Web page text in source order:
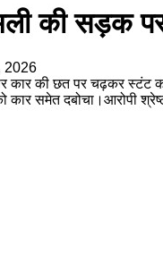
की सड़क
2026
कार की छत पर चढ़कर स्टंट
कार समेत दबोचा।आरोपी